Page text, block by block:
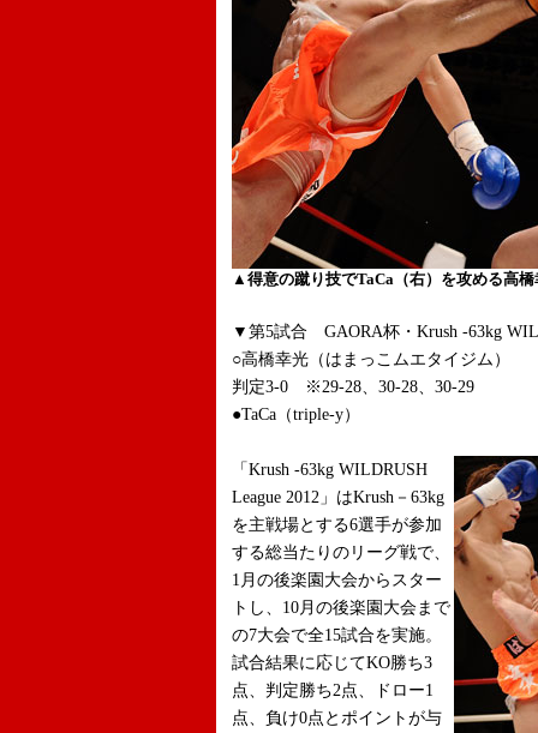
▲得意の蹴り技でTaCa（右）を攻める高橋
▼第5試合 GAORA杯・Krush -63kg
○高橋幸光（はまっこムエタイジム）
判定3-0 ※29-28、30-28、30-29
●TaCa（triple-y）
「Krush -63kg WILDRUSH
League 2012」はKrush－63kg
を主戦場とする6選手が参加
する総当たりのリーグ戦で、
1月の後楽園大会からスター
トし、10月の後楽園大会まで
の7大会で全15試合を実施。
試合結果に応じてKO勝ち3
点、判定勝ち2点、ドロー1
点、負け0点とポイントが与